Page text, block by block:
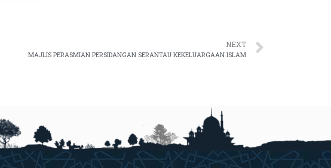
NEXT
MAJLIS PERASMIAN PERSIDANGAN SERANTAU KEKELUARGAAN ISLAM